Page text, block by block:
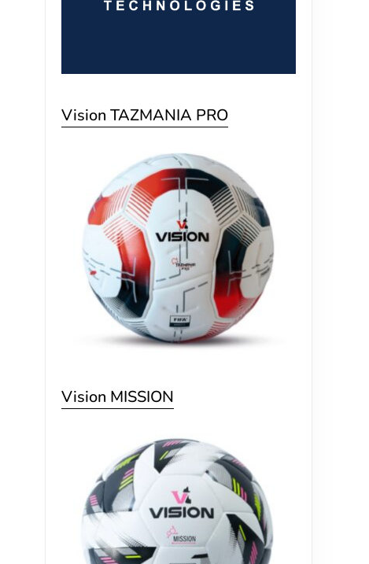
Vision TAZMANIA PRO
Vision MISSION